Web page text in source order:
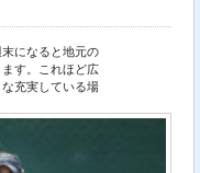
になると地元の
す。これほど広
充実している場